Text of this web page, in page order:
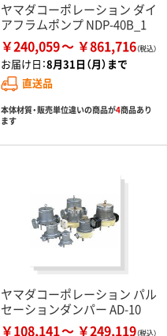
ヤマダコーポレーション ダイ
アフラムポンプ NDP-40B_1
￥240,059 ￥861,716
お届け日：8月31日（月）まで
直送品
本体材質・販売単位違いの商品が4商品あり
ます
ヤマダコーポレーション パル
セーションダンパー AD-10
￥108,141 ￥249,119